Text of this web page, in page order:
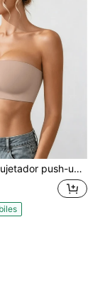
up sin tirantes EssElegance, top bandeau sin aros y sin costuras, sujetador transpirable y elástico antideslizante para vestidos sin espalda.